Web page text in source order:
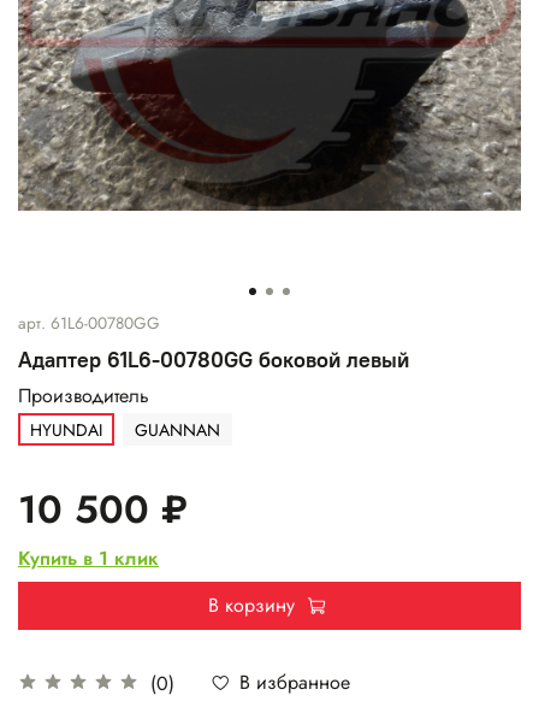
арт. 61L6-00780GG
Адаптер 61L6-00780GG боковой левый
(0) В избранное
Производитель
HYUNDAI GUANNAN
10 500 ₽
Купить в 1 клик
В корзину